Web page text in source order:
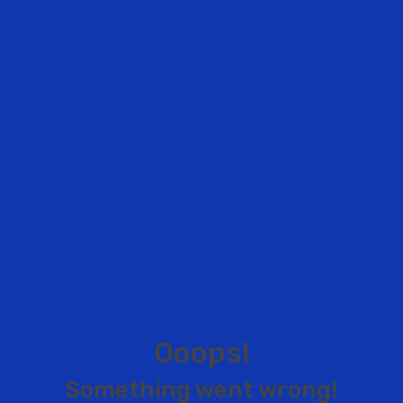
Ooops!
Something went wrong!